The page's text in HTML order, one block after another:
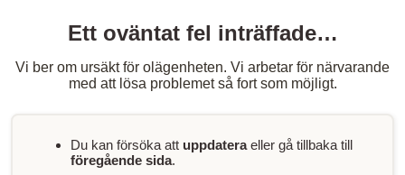
Ett oväntat fel inträffade…
Vi ber om ursäkt för olägenheten. Vi arbetar för närvarande
med att lösa problemet så fort som möjligt.
Du kan försöka att uppdateraeller gå tillbaka till
föregående sida.